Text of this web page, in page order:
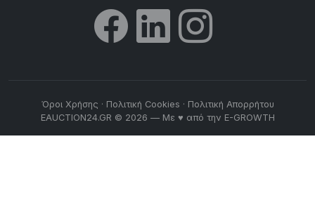
EAUCTION24.GR © 2026 — Με ♥ από την E-GROWTH
Όροι Χρήσης · Πολιτική Cookies · Πολιτική Απορρήτου